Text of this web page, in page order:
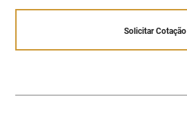
Solicitar Cotação